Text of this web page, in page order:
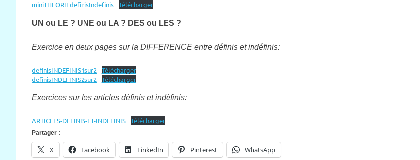
miniTHEORIEdefinisIndefinis Télécharger
UN ou LE ? UNE ou LA ? DES ou LES ?
Exercice en deux pages sur la DIFFERENCE entre définis et indéfinis:
definisINDEFINIS1sur2
Télécharger
definisINDEFINIS2sur2
Télécharger
Exercices sur les articles définis et indéfinis:
ARTICLES-DEFINIS-ET-INDEFINIS Télécharger
Partager :
X Facebook LinkedIn Pinterest WhatsApp